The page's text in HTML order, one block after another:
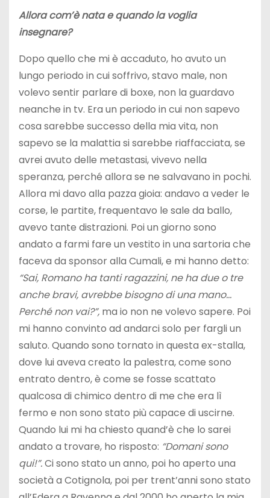
Allora com’è nata e quando la voglia
insegnare?
Dopo quello che mi è accaduto, ho avuto un
lungo periodo in cui soffrivo, stavo male, non
volevo sentir parlare di boxe, non la guardavo
neanche in tv. Era un periodo in cui non sapevo
cosa sarebbe successo della mia vita, non
sapevo se la malattia si sarebbe riaffacciata, se
avrei avuto delle metastasi, vivevo nella
speranza, perché allora se ne salvavano in pochi.
Allora mi davo alla pazza gioia: andavo a veder le
corse, le partite, frequentavo le sale da ballo,
avevo tante distrazioni. Poi un giorno sono
andato a farmi fare un vestito in una sartoria che
faceva da sponsor alla Cumali, e mi hanno detto:
“Sai, Romano ha tanti ragazzini, ne ha due o tre
anche bravi, avrebbe bisogno di una mano…
Perché non vai?”, ma io non ne volevo sapere. Poi
mi hanno convinto ad andarci solo per fargli un
saluto. Quando sono tornato in questa ex-stalla,
dove lui aveva creato la palestra, come sono
entrato dentro, è come se fosse scattato
qualcosa di chimico dentro di me che era lì
fermo e non sono stato più capace di uscirne.
Quando lui mi ha chiesto quand’è che lo sarei
andato a trovare, ho risposto: “Domani sono
qui!”.Ci sono stato un anno, poi ho aperto una
società a Cotignola, poi per trent’anni sono stato